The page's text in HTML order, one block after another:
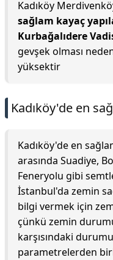
Kadıköy
sağlam kayaç
Kurbağalıdere
gevşek olması
yüksektir
Kadıköy'de en
Kadıköy'de en
arasında Suadiye,
Feneryolu gibi
İstanbul'da zemin
bilgi vermek için
çünkü zemin
karşısındaki
parametrelerden